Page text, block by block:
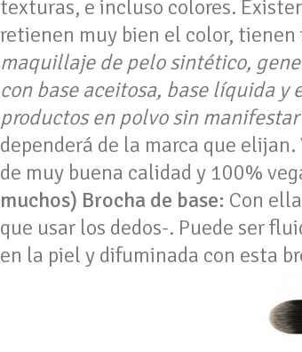
texturas, e incluso colores.
retienen muy bien el color,
maquillaje de pelo sintético,
con base aceitosa, base líquida y
productos en polvo sin
dependerá de la marca que
de muy buena calidad y 100%
muchos) Brocha de base: Con
que usar los dedos-. Puede ser
en la piel y difuminada con esta